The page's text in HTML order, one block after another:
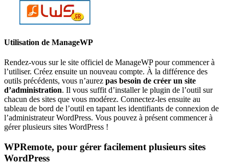
Utilisation de ManageWP
Rendez-vous sur le site officiel de ManageWP pour commencer à
l’utiliser. Créez ensuite un nouveau compte. À la différence des
outils précédents, vous n’aurez pas besoin de créer un site
d’administration. Il vous suffit d’installer le plugin de l’outil sur
chacun des sites que vous modérez. Connectez-les ensuite au
tableau de bord de l’outil en tapant les identifiants de connexion de
l’administrateur WordPress. Vous pouvez à présent commencer à
gérer plusieurs sites WordPress !
WPRemote, pour gérer facilement plusieurs sites
WordPress